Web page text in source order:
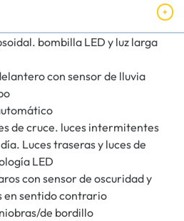
bombilla LED y luz larga
con sensor de lluvia
de cruce. luces intermitentes
Luces traseras y luces de
LED
con sensor de oscuridad y
en sentido contrario
de bordillo